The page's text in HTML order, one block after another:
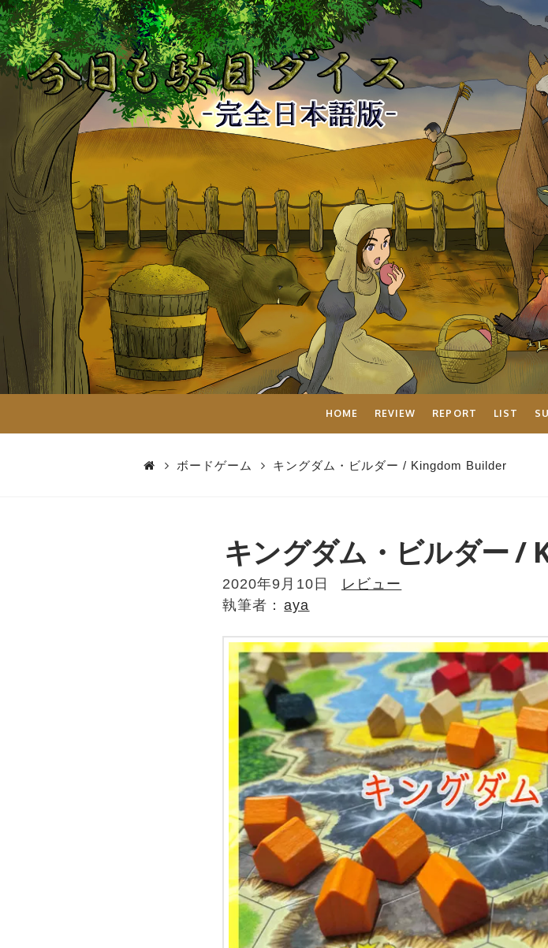
今
日
も
駄
目
ダ
イ
ス
HOME REVIEW REPORT LIST
ボードゲーム キングダム・ビルダー / Kingdom Builder
キングダム・ビルダー
2020年9月10日
レビュー
aya